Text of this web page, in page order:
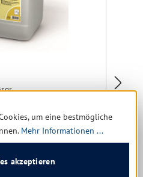
Lieferzeit 1-5 Tage
um eine bestmögliche
Mehr Informationen ...
akzeptieren